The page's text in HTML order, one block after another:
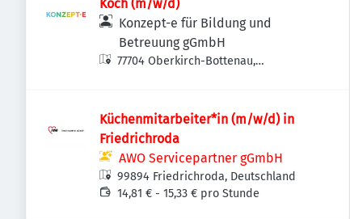
Koch (m/w/d)
Konzept-e für Bildung und
Betreuung gGmbH
77704 Oberkirch-Bottenau,
Küchenmitarbeiter*in (m/w/d) in
Friedrichroda
AWO Servicepartner gGmbH
99894 Friedrichroda, Deutschland
14,81 € - 15,33 € pro Stunde